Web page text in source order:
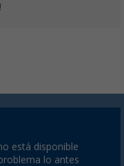
está disponible
lo antes